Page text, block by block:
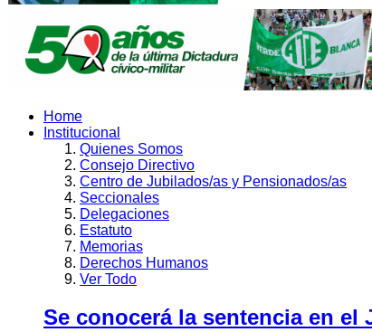
Home
Institucional
Quienes Somos
Consejo Directivo
Centro de Jubilados/as y Pensionados/as
Seccionales
Delegaciones
Estatuto
Memorias
Derechos Humanos
Ver Todo
Se conocerá la sentencia en el